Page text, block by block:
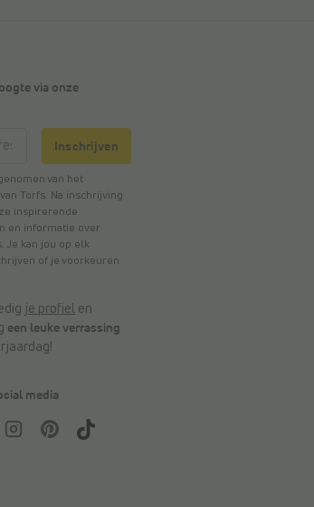
via onze
Inschrijven
van het
van Torfs. Na inschrijving
inspirerende
en informatie over
Je kan jou op elk
of je voorkeuren
je profiel en
een leuke verrassing
media